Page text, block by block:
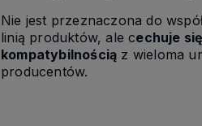
Nie jest przeznaczona do
linią produktów, ale cechuje
kompatybilnością z wieloma
producentów.